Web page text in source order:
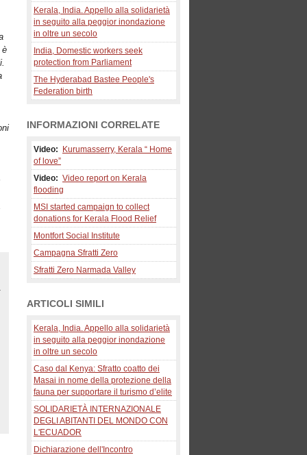
è
Kerala, India. Appello alla solidarietà
in seguito alla peggior inondazione
in oltre un secolo
India, Domestic workers seek
protection from Parliament
The Hyderabad Bastee People's
Federation birth
INFORMAZIONI CORRELATE
Video:
Kurumasserry, Kerala “ Home
of love”
Video: Video report on Kerala
flooding
MSI started campaign to collect
donations for Kerala Flood Relief
Montfort Social Institute
Campagna Sfratti Zero
Sfratti Zero Narmada Valley
ARTICOLI SIMILI
Kerala, India. Appello alla solidarietà
in seguito alla peggior inondazione
in oltre un secolo
Caso dal Kenya: Sfratto coatto dei
Masai in nome della protezione della
fauna per supportare il turismo d’elite
SOLIDARIETÀ INTERNAZIONALE
DEGLI ABITANTI DEL MONDO CON
L'ECUADOR
Dichiarazione dell'Incontro